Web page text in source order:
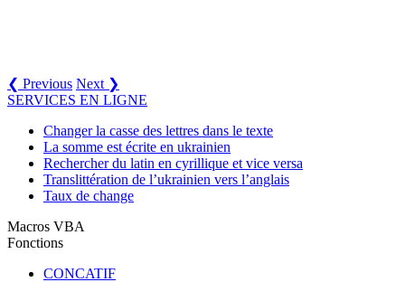
❮ Previous Next ❯
SERVICES EN LIGNE
Changer la casse des lettres dans le texte
La somme est écrite en ukrainien
Rechercher du latin en cyrillique et vice versa
Translittération de l’ukrainien vers l’anglais
Taux de change
Macros VBA
Fonctions
CONCATIF